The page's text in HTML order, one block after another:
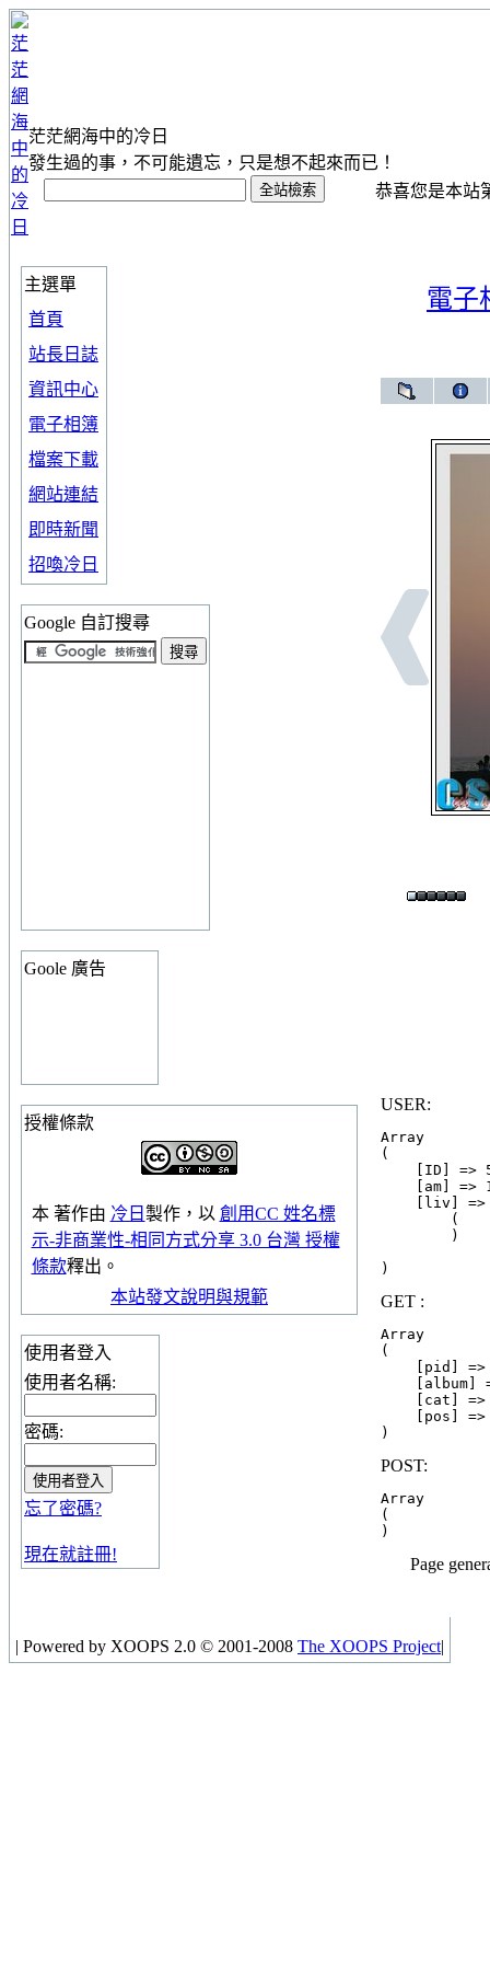
茫茫網海中的冷日
發生過的事，不可能遺忘，只是想不起來而已！
恭喜您是本站
主選單
首頁
站長日誌
資訊中心
電子相簿
檔案下載
網站連結
即時新聞
招喚冷日
Google 自訂搜尋
Goole 廣告
授權條款
本 著作由 冷日 製作，以 創用CC 姓名標
示-非商業性-相同方式分享 3.0 台灣 授權
條款釋出。
本站發文說明與規範
使用者登入
使用者名稱:
密碼:
忘了密碼?
現在就註冊!
電子
USER:
Array
(
[ID] =>
[am] =>
[liv] =>
        (
        )
GET :
Array
(
[pid] =>
[album]
[cat] =>
[pos] =>
POST:
Array
(
Page
| Powered by XOOPS 2.0 © 2001-2008 The XOOPS Project|